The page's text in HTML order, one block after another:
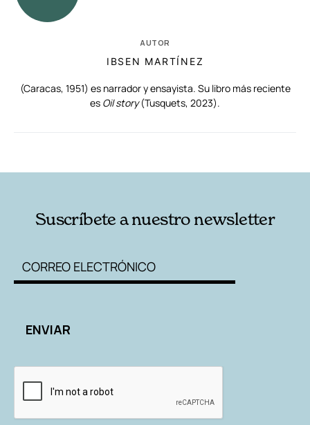
AUTOR
IBSEN MARTÍNEZ
(Caracas, 1951) es narrador y ensayista. Su libro más reciente
es Oil story(Tusquets, 2023).
Suscríbete a nuestro newsletter